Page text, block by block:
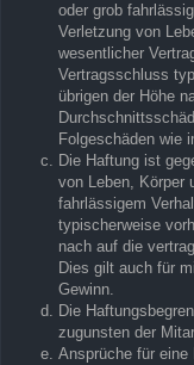
oder grob
Verletzung von
wesentlicher
Vertragsschluss
übrigen der Höhe
Folgeschäden wie
Die Haftung ist
von Leben, Körper
fahrlässigem
typischerweise
nach auf die
Dies gilt auch für
Gewinn.
Die
zugunsten der
Ansprüche für eine